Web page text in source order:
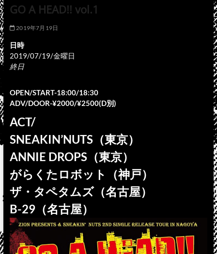
GO A HEAD!! vol.1
2019年7月19日
日時
2019/07/19/金曜日
終日
OPEN/START-18:00/18:30
ADV/DOOR-¥2000/¥2500(D別)
ACT/
SNEAKIN’NUTS（東京）
ANNIE DROPS（東京）
がらくたロボット（神戸）
ザ・タペタムズ（名古屋）
B-29（名古屋）